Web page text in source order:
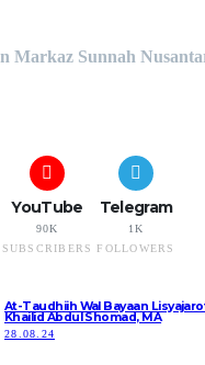
Markaz Sunnah
YouTube
90K
SUBSCRIBERS
Telegram
1K
FOLLOWERS
At-Taudhiih Wal Bayaan
Khailid Abdul Shomad, MA
28.08.24